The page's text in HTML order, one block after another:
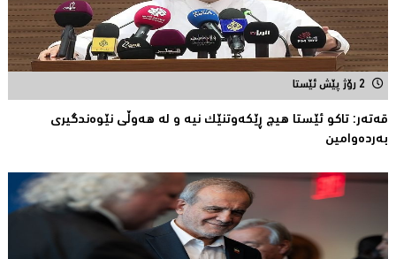
2 رۆژ پێش ئێستا
قەتەر: تاکو ئێستا هیچ ڕێکەوتنێک نیە و لە هەوڵى نێوەندگیرى
بەردەوامین